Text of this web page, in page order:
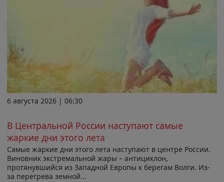
6 августа 2026 | 06:30
В Центральной России наступают самые
жаркие дни этого лета
Самые жаркие дни этого лета наступают в центре России.
Виновник экстремальной жары – антициклон,
протянувшийся из Западной Европы к берегам Волги. Из-
за перегрева земной...